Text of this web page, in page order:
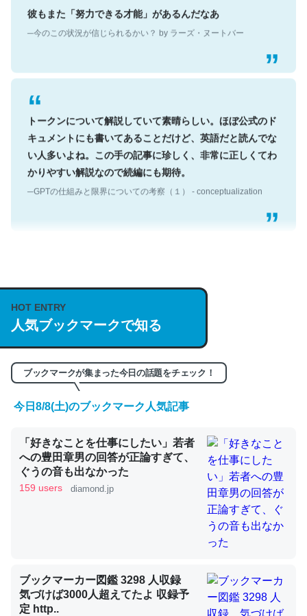
彼もまた「努力できる才能」があるんだなあ
─今のこの状況が信じられるかい？ by ラーズ・ヌートバー
トークンについて解説していて素晴らしい。ほぼ公式のド
キュメントにも書いてあることだけど、英語だと読んでな
い人多いよね。この手の記事に珍しく、非常に正しくてわ
かりやすい解説なので続編にも期待。
─GPTの仕組みと限界についての考察（１） - conceptualization
説してる記事が少ないので貴重な良記事。/続編来た
https://isobe324649.hatenablog.com/entry/2023/03/27
/064121
─GPTの仕組みと限界についての考察（１） - conceptualization
くらい。小説でいう「ずっと前の伏線」は回収されないけ
ど、短期記憶というには多い分量。進化すればするほど分
かりやすく強くなりそう
─GPTの仕組みと限界についての考察（１） - conceptualization
昆虫ってカルシウム少ないのか。知らんかった。調べたら
コオロギのカルシウム分はエビの600分の1程度。
HOT ENTRY
人気ブックマークで知る
ブックマークが集まった今日の話題をチェック！
今日8/8(土)のブックマーク人気記事
「好きなことを仕事にしたい」若者
への豊田章男の回答が正論すぎて、
ぐうの音も出なかった
159 users diamond.jp
ブックマーカー図鑑 3298 人収録
気づけば3000人超えてたよ 収録予
定 http..